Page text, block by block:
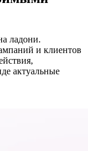
ладони.
и клиентов
актуальные